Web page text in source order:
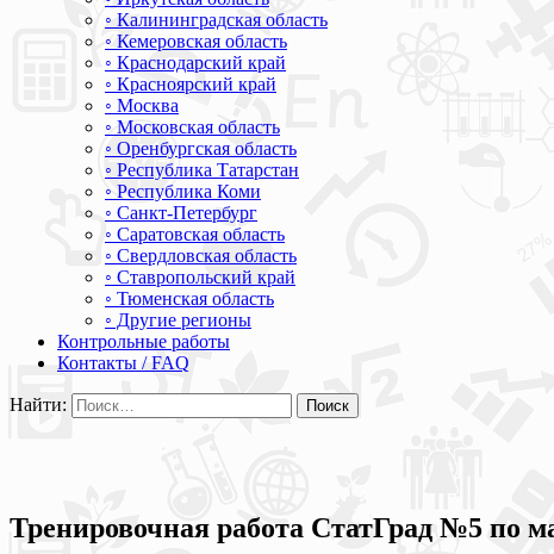
◦ Калининградская область
◦ Кемеровская область
◦ Краснодарский край
◦ Красноярский край
◦ Москва
◦ Московская область
◦ Оренбургская область
◦ Республика Татарстан
◦ Республика Коми
◦ Санкт-Петербург
◦ Саратовская область
◦ Свердловская область
◦ Ставропольский край
◦ Тюменская область
◦ Другие регионы
Контрольные работы
Контакты / FAQ
Найти:
Тренировочная работа СтатГрад №5 по